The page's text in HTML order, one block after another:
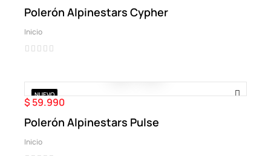
Polerón Alpinestars Cypher
Inicio
NUEVO
Precio
$ 59.990
Polerón Alpinestars Pulse
Inicio